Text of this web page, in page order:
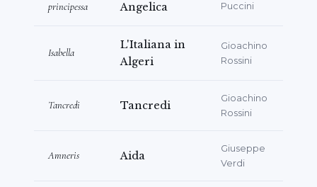
principessa
Angelica
Puccini
Isabella
L'Italiana in
Algeri
Gioachino
Rossini
Tancredi Tancredi
Gioachino
Rossini
Amneris Aida
Giuseppe
Verdi